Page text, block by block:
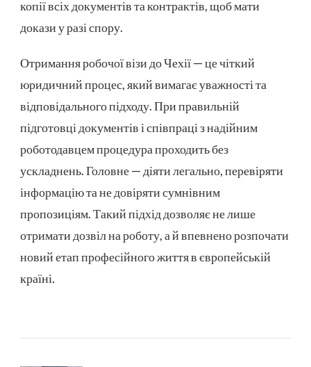
копії всіх документів та контрактів, щоб мати
докази у разі спору.
Отримання робочої візи до Чехії — це чіткий
юридичний процес, який вимагає уважності та
відповідального підходу. При правильній
підготовці документів і співпраці з надійним
роботодавцем процедура проходить без
ускладнень. Головне — діяти легально, перевіряти
інформацію та не довіряти сумнівним
пропозиціям. Такий підхід дозволяє не лише
отримати дозвіл на роботу, а й впевнено розпочати
новий етап професійного життя в європейській
країні.